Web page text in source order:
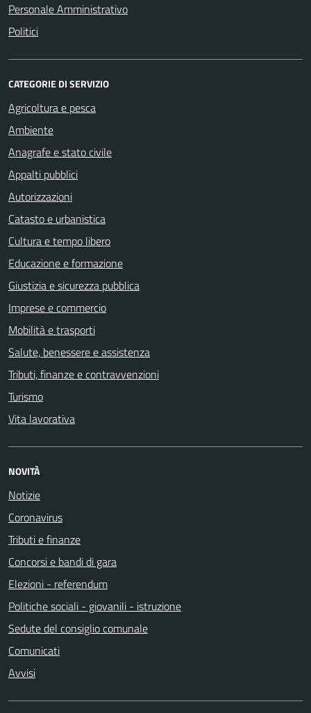
Personale Amministrativo
Politici
CATEGORIE DI SERVIZIO
Agricoltura e pesca
Ambiente
Anagrafe e stato civile
Appalti pubblici
Autorizzazioni
Catasto e urbanistica
Cultura e tempo libero
Educazione e formazione
Giustizia e sicurezza pubblica
Imprese e commercio
Mobilità e trasporti
Salute, benessere e assistenza
Tributi, finanze e contravvenzioni
Turismo
Vita lavorativa
NOVITÀ
Notizie
Coronavirus
Tributi e finanze
Concorsi e bandi di gara
Elezioni - referendum
Politiche sociali - giovanili - istruzione
Sedute del consiglio comunale
Comunicati
Avvisi